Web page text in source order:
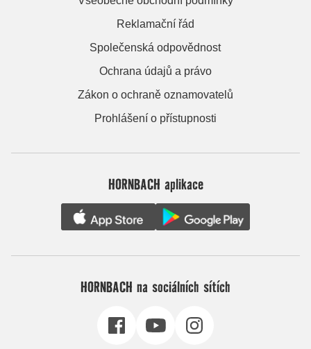
Reklamační řád
Společenská odpovědnost
Ochrana údajů a právo
Zákon o ochraně oznamovatelů
Prohlášení o přístupnosti
HORNBACH aplikace
HORNBACH na sociálních sítích